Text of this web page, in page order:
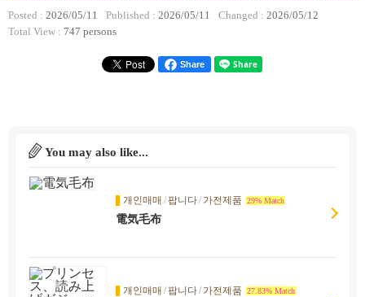
Posted : 2026/05/11 Published : 2026/05/11 Changed : 2026/05/12
Total View : 747 persons
Share
You may also like...
개인매매 /팝니다/ 가전제품 29% Match
電気毛布
개인매매 /팝니다/ 가전제품 27.83% Match